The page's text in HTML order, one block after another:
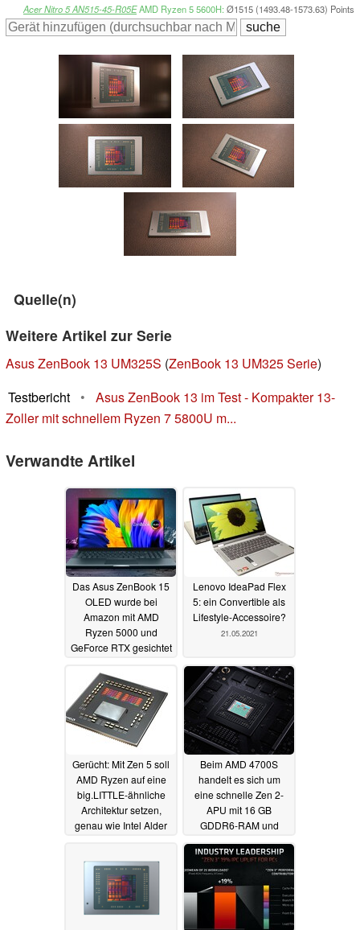
Acer Nitro 5 AN515-45-R05EAMD Ryzen 5 5600H: Ø1515 (1493.48-1573.63) Points
Quelle(n)
Weitere Artikel zur Serie
Asus ZenBook 13 UM325S (ZenBook 13 UM325 Serie)
Testbericht
•
Asus ZenBook 13 im Test - Kompakter 13-
Zoller mit schnellem Ryzen 7 5800U m...
Verwandte Artikel
Das Asus ZenBook 15
OLED wurde bei
Amazon mit AMD
Ryzen 5000 und
GeForce RTX gesichtet
Lenovo IdeaPad Flex
5: ein Convertible als
Lifestyle-Accessoire?
21.05.2021
Gerücht: Mit Zen 5 soll
AMD Ryzen auf eine
big.LITTLE-ähnliche
Architektur setzen,
genau wie Intel Alder
Beim AMD 4700S
handelt es sich um
eine schnelle Zen 2-
APU mit 16 GB
GDDR6-RAM und
26.04.2021